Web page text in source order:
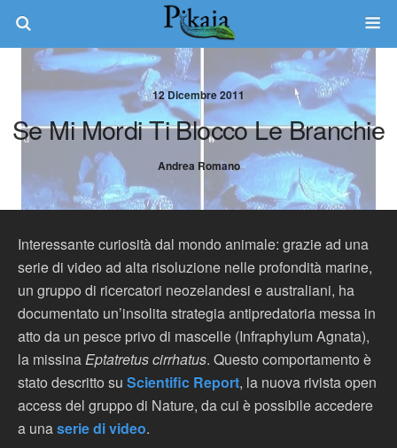
12 Dicembre 2011
Se Mi Mordi Ti Blocco Le Branchie
Andrea Romano
Interessante curiosità dal mondo animale: grazie ad una
serie di video ad alta risoluzione nelle profondità marine,
un gruppo di ricercatori neozelandesi e australiani, ha
documentato un’insolita strategia antipredatoria messa in
atto da un pesce privo di mascelle (Infraphylum Agnata),
la missinaEptatretus cirrhatus. Questo comportamento è
stato descritto su Scientific Report, la nuova rivista open
access del gruppo di Nature, da cui è possibile accedere
a unaserie di video.